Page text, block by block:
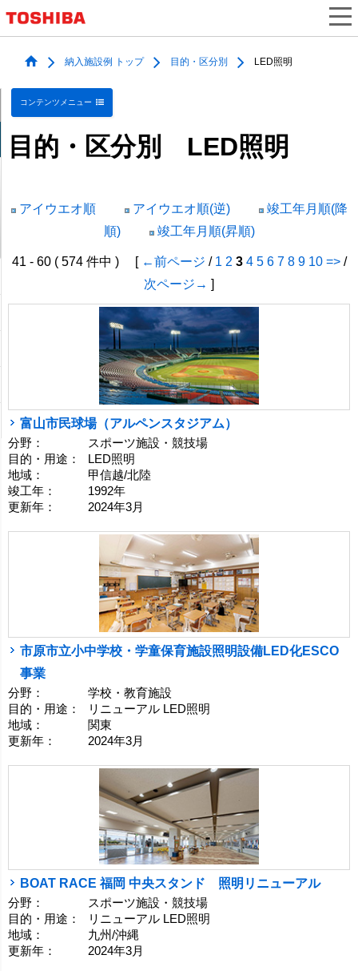
納入施設例 トップ 目的・区分別 LED照明
コンテンツメニュー
目的・区分別 LED照明
アイウエオ順 アイウエオ順(逆)
竣工年月順(降
順)
竣工年月順(昇順)
41 - 60 ( 574 件中 ) [ ←前ページ / 1 2 3 4 5 6 7 8 9 10 =>/
次ページ→ ]
富山市民球場（アルペンスタジアム）
分野：
スポーツ施設・競技場
目的・用途：
LED照明
地域：
甲信越/北陸
竣工年：
1992年
更新年：
2024年3月
市原市立小中学校・学童保育施設照明設備LED化ESCO
事業
分野：
学校・教育施設
目的・用途：
リニューアル LED照明
地域：
関東
更新年：
2024年3月
BOAT RACE 福岡 中央スタンド 照明リニューアル
分野：
スポーツ施設・競技場
目的・用途：
リニューアル LED照明
地域：
九州/沖縄
更新年：
2024年3月